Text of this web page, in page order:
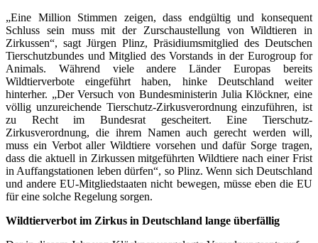
„Eine Million Stimmen zeigen, dass endgültig und konsequent
Schluss sein muss mit der Zurschaustellung von Wildtieren in
Zirkussen“, sagt Jürgen Plinz, Präsidiumsmitglied des Deutschen
Tierschutzbundes und Mitglied des Vorstands in der Eurogroup for
Animals. Während viele andere Länder Europas bereits
Wildtierverbote eingeführt haben, hinke Deutschland weiter
hinterher. „Der Versuch von Bundesministerin Julia Klöckner, eine
völlig unzureichende Tierschutz-Zirkusverordnung einzuführen, ist
zu Recht im Bundesrat gescheitert. Eine Tierschutz-
Zirkusverordnung, die ihrem Namen auch gerecht werden will,
muss ein Verbot aller Wildtiere vorsehen und dafür Sorge tragen,
dass die aktuell in Zirkussen mitgeführten Wildtiere nach einer Frist
in Auffangstationen leben dürfen“, so Plinz. Wenn sich Deutschland
und andere EU-Mitgliedstaaten nicht bewegen, müsse eben die EU
für eine solche Regelung sorgen.
Wildtierverbot im Zirkus in Deutschland lange überfällig